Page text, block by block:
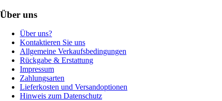
Über uns
Über uns?
Kontaktieren Sie uns
Allgemeine Verkaufsbedingungen
Rückgabe & Erstattung
Impressum
Zahlungsarten
Lieferkosten und Versandoptionen
Hinweis zum Datenschutz